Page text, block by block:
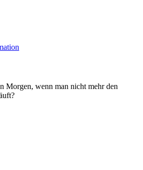
Morgen, wenn man nicht mehr den